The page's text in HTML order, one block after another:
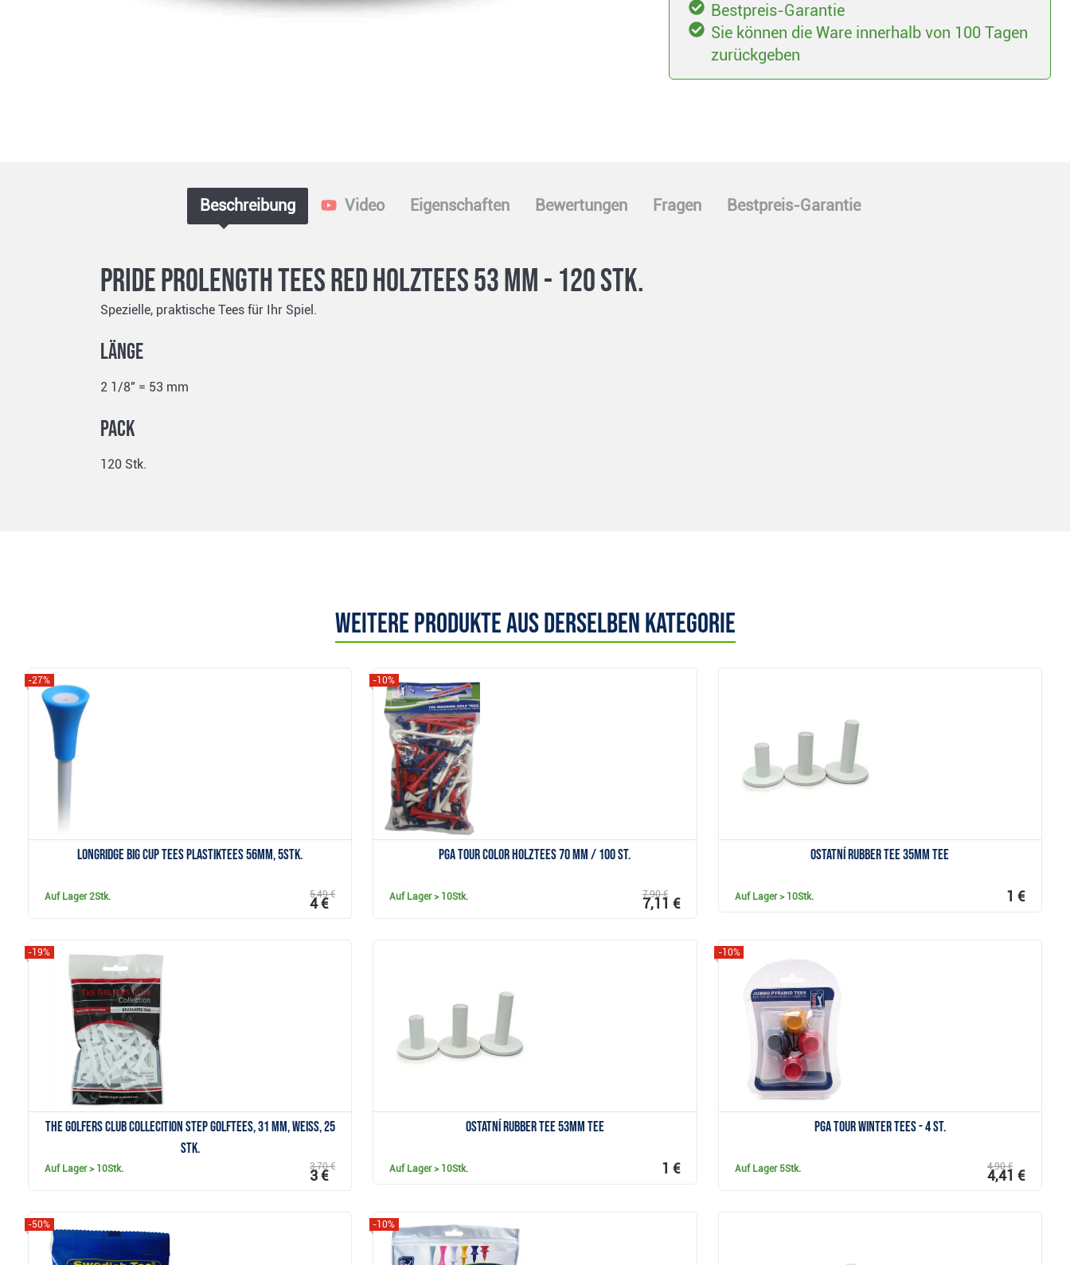
Bestpreis-Garantie
Sie können die Ware innerhalb von 100 Tagen
zurückgeben
Beschreibung Video Eigenschaften Bewertungen Fragen Bestpreis-Garantie
Pride Prolength Tees Red Holztees 53 mm - 120 Stk.
Spezielle, praktische Tees für Ihr Spiel.
Länge
2 1/8" = 53 mm
Pack
120 Stk.
Weitere Produkte aus derselben Kategorie
Longridge Big Cup Tees Plastiktees 56mm, 5Stk.
-27%
Auf Lager2Stk. 5,49 €
4 €
PGA TOUR Color Holztees 70 mm / 100 St.
-10%
Auf Lager> 10Stk. 7,90 €
7,11 €
Ostatní Rubber Tee 35mm Tee
Auf Lager> 10Stk. 1 €
The Golfers Club Collecition Step Golftees, 31 mm, weiss, 25
Stk.
-19%
Auf Lager> 10Stk. 3,70 €
3 €
Ostatní Rubber Tee 53mm Tee
Auf Lager> 10Stk. 1 €
PGA Tour Winter Tees - 4 St.
-10%
Auf Lager 5Stk. 4,90 €
4,41 €
-50%
Anzeigen
-10%
Anzeigen